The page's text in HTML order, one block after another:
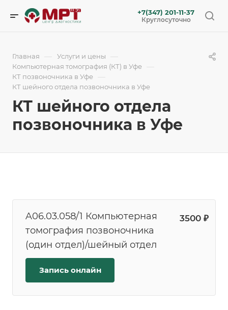
+7(347) 201-11-37
Круглосуточно
Главная — Услуги и цены —
Компьютерная томография (КТ) в Уфе —
КТ позвоночника в Уфе —
КТ шейного отдела позвоночника в Уфе
КТ шейного отдела
позвоночника в Уфе
A06.03.058/1 Компьютерная
томография позвоночника
(один отдел)/шейный отдел
3500 ₽
Запись онлайн